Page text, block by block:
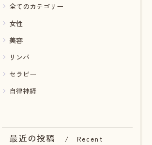
全てのカテゴリー
女性
美容
リンパ
セラピー
自律神経
最近の投稿
Recent